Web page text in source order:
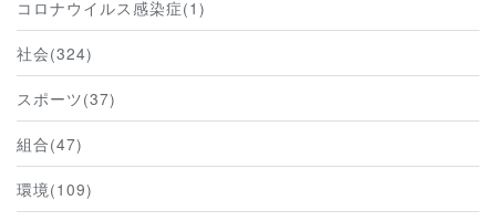
コロナウイルス感染症(1)
社会(324)
スポーツ(37)
組合(47)
環境(109)